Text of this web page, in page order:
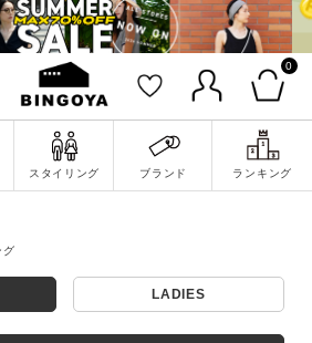
0
スタイリング ブランド ランキング
詳細検索
LADIES